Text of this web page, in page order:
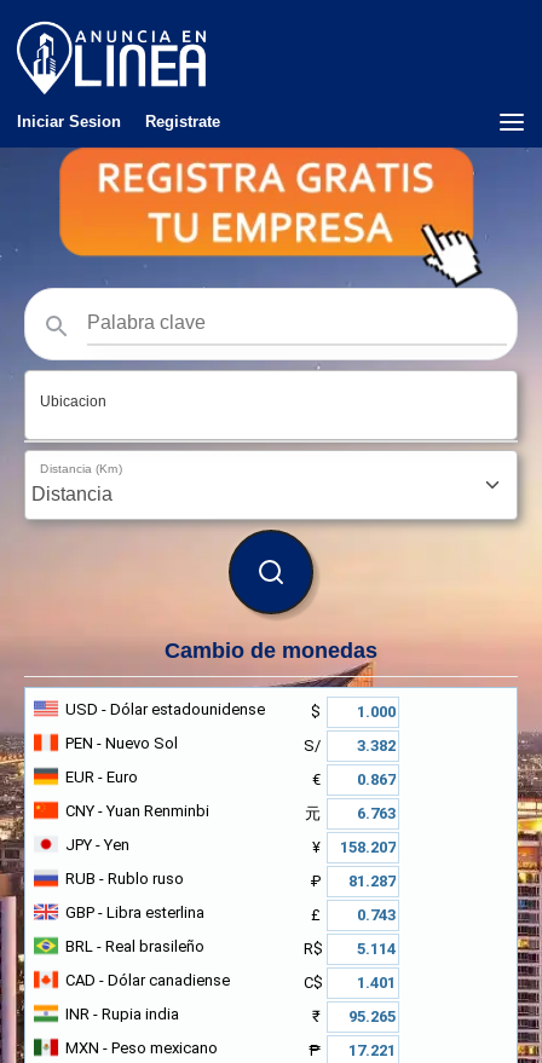
Iniciar Sesion Registrate
Ubicacion
Distancia (Km)
BUSCAR
Cambio de monedas
USD - Dólar estadounidense
$
PEN - Nuevo Sol
S/
EUR - Euro
€
CNY - Yuan Renminbi
元
JPY - Yen
¥
RUB - Rublo ruso
₽
GBP - Libra esterlina
£
BRL - Real brasileño
R$
CAD - Dólar canadiense
C$
INR - Rupia india
₹
MXN - Peso mexicano
₱